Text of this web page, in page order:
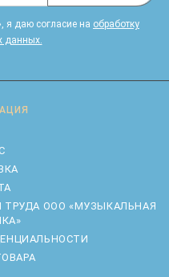
я даю cогласие на обработку
данных.
ТРУДА ООО «МУЗЫКАЛЬНАЯ